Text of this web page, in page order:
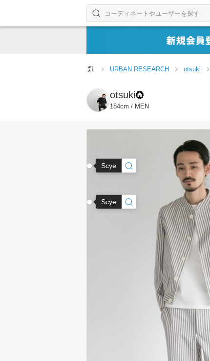
コーディネートやユーザーを探す
検索する
URBAN RESEARCH otsuki
otsuki
184cm / MEN
Scye
Scye